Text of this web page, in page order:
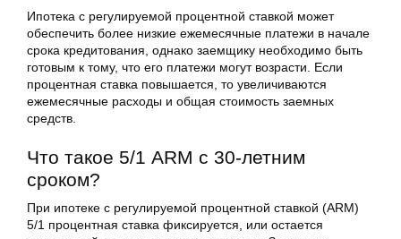
Ипотека с регулируемой процентной ставкой может
обеспечить более низкие ежемесячные платежи в начале
срока кредитования, однако заемщику необходимо быть
готовым к тому, что его платежи могут возрасти. Если
процентная ставка повышается, то увеличиваются
ежемесячные расходы и общая стоимость заемных
средств.
Что такое 5/1 ARM с 30-летним
сроком?
При ипотеке с регулируемой процентной ставкой (ARM)
5/1 процентная ставка фиксируется, или остается